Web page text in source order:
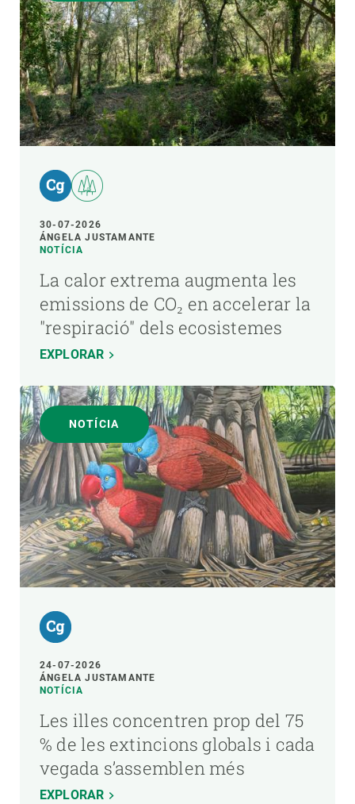
30-07-2026
ÁNGELA JUSTAMANTE
NOTÍCIA
La calor extrema augmenta les
emissions de CO₂ en accelerar la
"respiració" dels ecosistemes
EXPLORAR
NOTÍCIA
24-07-2026
ÁNGELA JUSTAMANTE
NOTÍCIA
Les illes concentren prop del 75
% de les extincions globals i cada
vegada s’assemblen més
EXPLORAR